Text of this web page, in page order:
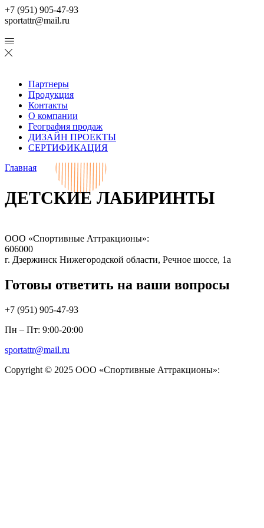
+7 (951) 905-47-93
sportattr@mail.ru
Партнеры
Продукция
Контакты
О компании
География продаж
ДИЗАЙН ПРОЕКТЫ
СЕРТИФИКАЦИЯ
Главная
ДЕТСКИЕ ЛАБИРИНТЫ
ООО «Спортивные Аттракционы»:
606000
г. Дзержинск Нижегородской области, Речное шоссе, 1а
Готовы ответить на ваши вопросы
+7 (951) 905-47-93
Пн – Пт: 9:00-20:00
sportattr@mail.ru
Copyright © 2025 ООО «Спортивные Аттракционы»: